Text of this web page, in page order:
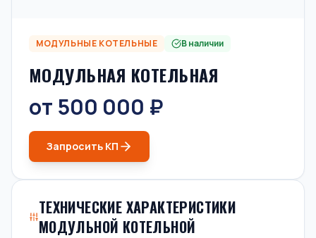
МОДУЛЬНЫЕ КОТЕЛЬНЫЕ В наличии
МОДУЛЬНАЯ КОТЕЛЬНАЯ
от 500 000 ₽
Запросить КП
ТЕХНИЧЕСКИЕ ХАРАКТЕРИСТИКИ
МОДУЛЬНОЙ КОТЕЛЬНОЙ